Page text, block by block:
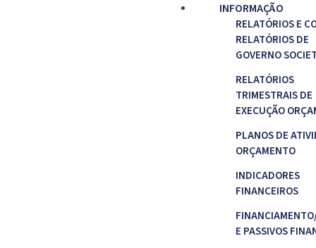
INFORMAÇÃO
RELATÓRIOS E
RELATÓRIOS DE
GOVERNO
RELATÓRIOS
TRIMESTRAIS DE
EXECUÇÃO
PLANOS DE
ORÇAMENTO
INDICADORES
FINANCEIROS
E PASSIVOS